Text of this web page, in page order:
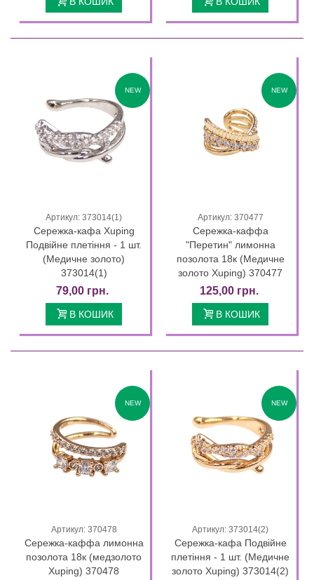
NEW
Артикул: 373014(1)
Сережка-кафа Xuping
Подвійне плетіння - 1 шт.
(Медичне золото)
373014(1)
79,00 грн.
В КОШИК
NEW
Артикул: 370477
Сережка-каффа
"Перетин" лимонна
позолота 18к (Медичне
золото Xuping) 370477
125,00 грн.
В КОШИК
NEW
Артикул: 370478
Сережка-каффа лимонна
позолота 18к (медзолото
Xuping) 370478
NEW
Артикул: 373014(2)
Сережка-кафа Подвійне
плетіння - 1 шт. (Медичне
золото Xuping) 373014(2)